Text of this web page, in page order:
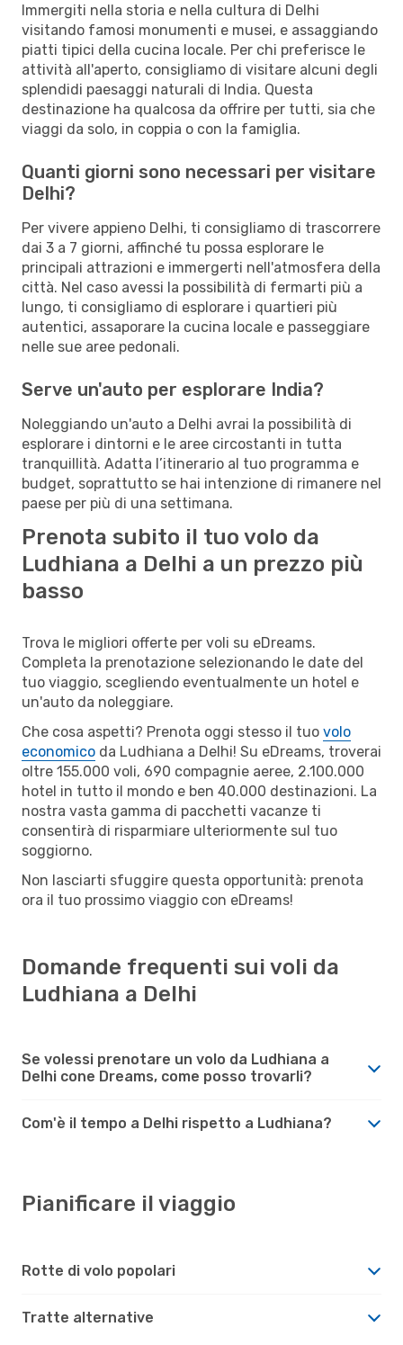
Immergiti nella storia e nella cultura di Delhi
visitando famosi monumenti e musei, e assaggiando
piatti tipici della cucina locale. Per chi preferisce le
attività all'aperto, consigliamo di visitare alcuni degli
splendidi paesaggi naturali di India. Questa
destinazione ha qualcosa da offrire per tutti, sia che
viaggi da solo, in coppia o con la famiglia.
Quanti giorni sono necessari per visitare
Delhi?
Per vivere appieno Delhi, ti consigliamo di trascorrere
dai 3 a 7 giorni, affinché tu possa esplorare le
principali attrazioni e immergerti nell'atmosfera della
città. Nel caso avessi la possibilità di fermarti più a
lungo, ti consigliamo di esplorare i quartieri più
autentici, assaporare la cucina locale e passeggiare
nelle sue aree pedonali.
Serve un'auto per esplorare India?
Noleggiando un'auto a Delhi avrai la possibilità di
esplorare i dintorni e le aree circostanti in tutta
tranquillità. Adatta l’itinerario al tuo programma e
budget, soprattutto se hai intenzione di rimanere nel
paese per più di una settimana.
Prenota subito il tuo volo da
Ludhiana a Delhi a un prezzo più
basso
Trova le migliori offerte per voli su eDreams.
Completa la prenotazione selezionando le date del
tuo viaggio, scegliendo eventualmente un hotel e
un'auto da noleggiare.
Che cosa aspetti? Prenota oggi stesso il tuo volo
economico da Ludhiana a Delhi! Su eDreams, troverai
oltre 155.000 voli, 690 compagnie aeree, 2.100.000
hotel in tutto il mondo e ben 40.000 destinazioni. La
nostra vasta gamma di pacchetti vacanze ti
consentirà di risparmiare ulteriormente sul tuo
soggiorno.
Non lasciarti sfuggire questa opportunità: prenota
ora il tuo prossimo viaggio con eDreams!
Domande frequenti sui voli da
Ludhiana a Delhi
Se volessi prenotare un volo da Ludhiana a
Delhi cone Dreams, come posso trovarli?
Com'è il tempo a Delhi rispetto a Ludhiana?
Pianificare il viaggio
Rotte di volo popolari
Tratte alternative